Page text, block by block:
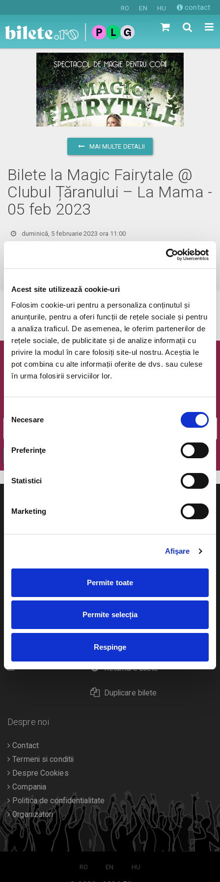
Acest site utilizează cookie-uri
Folosim cookie-uri pentru a personaliza conținutul și
anunțurile, pentru a oferi funcții de rețele sociale și pentru
a analiza traficul. De asemenea, le oferim partenerilor de
rețele sociale, de publicitate și de analize informații cu
privire la modul în care folosiți site-ul nostru. Aceștia le
pot combina cu alte informații oferite de dvs. sau culese
în urma folosirii serviciilor lor.
consimțământului
Necesare
Preferinţe
Statistici
Marketing
Afişare
Permite toate
Permite selecția
Respinge
RO EN HU contact
MAI MULTE DETALII
Bilete la Magic Fairytale @
Clubul Țăranului – La Mama -
05 feb 2023
duminică, 5 februarie 2023 ora 11:00
Evenimentul a expirat.
Newsletter @ Bilete.ro
OK
Cum comand bilete?
eBilet printat acasa
Livrare prin curier
Returnare bilete
Duplicare bilete
Cultura
Calendar
Despre noi
Contact
Termeni si conditii
Despre Cookies
Compania
Politica de confidentialitate
Organizatori
RO EN HU